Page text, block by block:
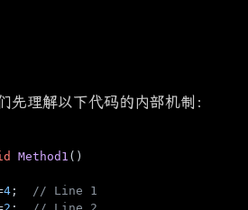
先理解以下代码的内部机制：
Method1 ()
4 ;
// Line 1